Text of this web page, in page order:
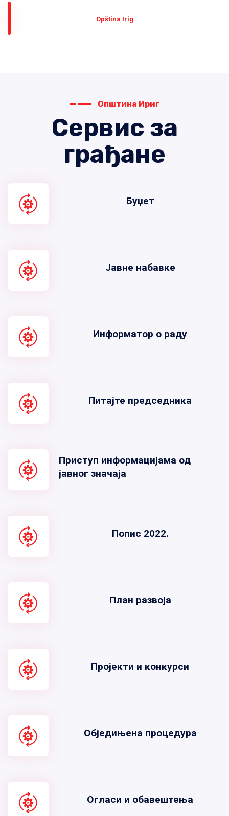
Оpština Irig
Општина Ириг
Сервис за
грађане
Буџет
Јавне набавке
Информатор о раду
Питајте председника
Приступ информацијама од
јавног значаја
Попис 2022.
План развоја
Пројекти и конкурси
Обједињена процедура
Огласи и обавештења